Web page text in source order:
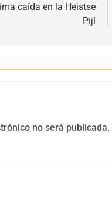
caída en la Heistse
Pijl
no será publicada.